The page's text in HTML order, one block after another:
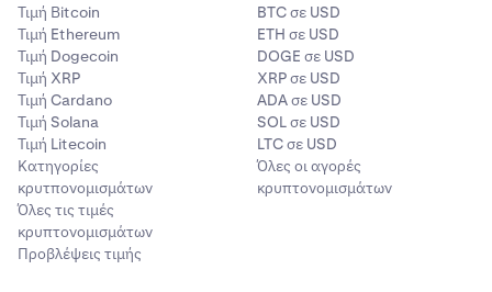
Τιμή Βitcoin
Τιμή Ethereum
Τιμή Dogecoin
Τιμή XRP
Τιμή Cardano
Τιμή Solana
Τιμή Litecoin
Κατηγορίες
κρυτπονομισμάτων
Όλες τις τιμές
κρυπτονομισμάτων
Προβλέψεις τιμής
BTC σε USD
ETH σε USD
DOGE σε USD
XRP σε USD
ADA σε USD
SOL σε USD
LTC σε USD
Όλες οι αγορές
κρυπτονομισμάτων